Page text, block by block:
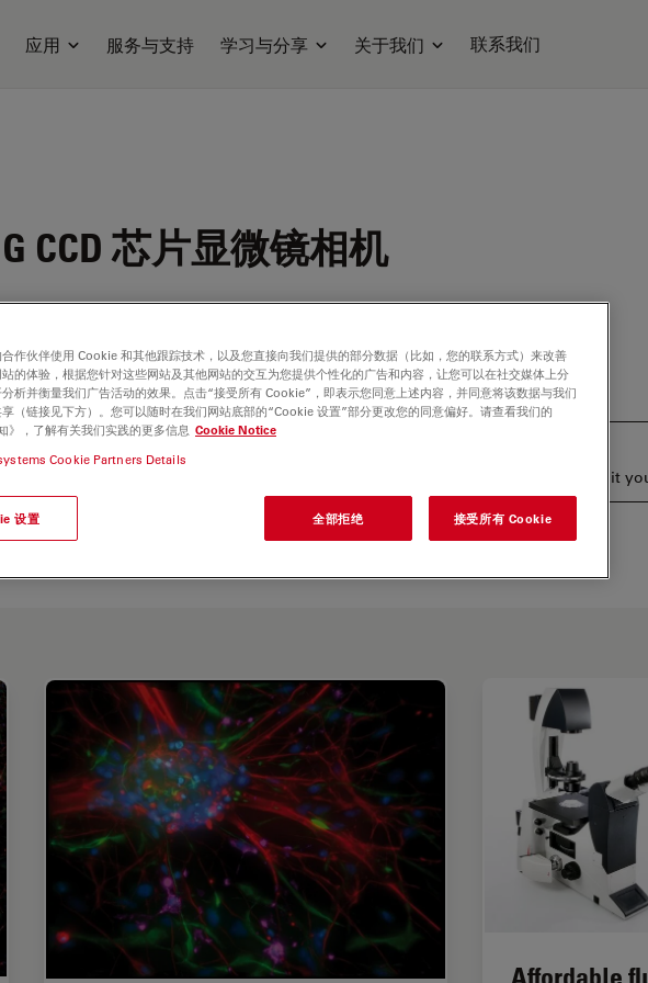
应用 服务与支持 学习与分享 关于我们 联系我们
CCD 芯片显微镜相机
Please contact us to enquire about recent alternative products that may suit
Affordable
作伙伴使用 Cookie 和其他跟踪技术，以及您直接向我们提供的部分数据（比如，您的联系方式）来改善
的体验，根据您针对这些网站及其他网站的交互为您提供个性化的广告和内容，让您可以在社交媒体上分
析并衡量我们广告活动的效果。点击“接受所有 Cookie”，即表示您同意上述内容，并同意将该数据与我们
（链接见下方）。您可以随时在我们网站底部的“Cookie 设置”部分更改您的同意偏好。请查看我们的
》，了解有关我们实践的更多信息 Cookie Notice
Cookie Partners Details
设置 全部拒绝 接受所有 Cookie